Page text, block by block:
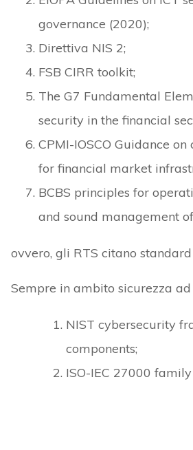
governance (2020);
Direttiva NIS 2;
FSB CIRR toolkit;
The G7 Fundamental
security in the financial
CPMI-IOSCO Guidance
for financial market
BCBS principles for
and sound management
ovvero, gli RTS citano
Sempre in ambito sicurezza ad
NIST cybersecurity
components;
ISO-IEC 27000